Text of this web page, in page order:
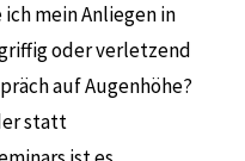
mein Anliegen in
oder verletzend
auf Augenhöhe?
statt